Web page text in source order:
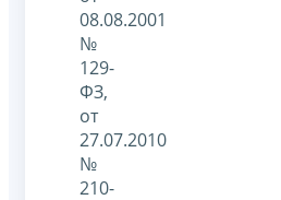
08.08.2001
№
129-
ФЗ,
от
27.07.2010
№
210-